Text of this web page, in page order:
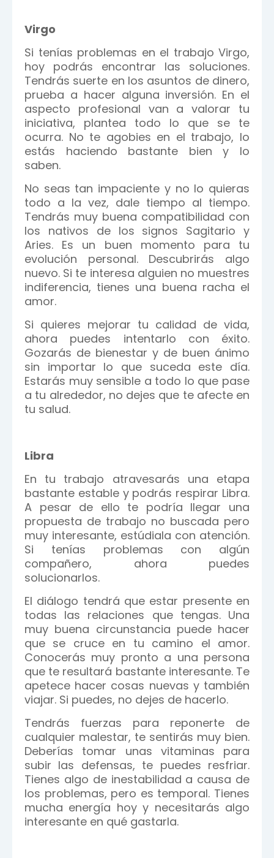
Virgo
Si tenías problemas en el trabajo Virgo,
hoy podrás encontrar las soluciones.
Tendrás suerte en los asuntos de dinero,
prueba a hacer alguna inversión. En el
aspecto profesional van a valorar tu
iniciativa, plantea todo lo que se te
ocurra. No te agobies en el trabajo, lo
estás haciendo bastante bien y lo
saben.
No seas tan impaciente y no lo quieras
todo a la vez, dale tiempo al tiempo.
Tendrás muy buena compatibilidad con
los nativos de los signos Sagitario y
Aries. Es un buen momento para tu
evolución personal. Descubrirás algo
nuevo. Si te interesa alguien no muestres
indiferencia, tienes una buena racha el
amor.
Si quieres mejorar tu calidad de vida,
ahora puedes intentarlo con éxito.
Gozarás de bienestar y de buen ánimo
sin importar lo que suceda este día.
Estarás muy sensible a todo lo que pase
a tu alrededor, no dejes que te afecte en
tu salud.
Libra
En tu trabajo atravesarás una etapa
bastante estable y podrás respirar Libra.
A pesar de ello te podría llegar una
propuesta de trabajo no buscada pero
muy interesante, estúdiala con atención.
Si tenías problemas con algún
compañero, ahora puedes
solucionarlos.
El diálogo tendrá que estar presente en
todas las relaciones que tengas. Una
muy buena circunstancia puede hacer
que se cruce en tu camino el amor.
Conocerás muy pronto a una persona
que te resultará bastante interesante. Te
apetece hacer cosas nuevas y también
viajar. Si puedes, no dejes de hacerlo.
Tendrás fuerzas para reponerte de
cualquier malestar, te sentirás muy bien.
Deberías tomar unas vitaminas para
subir las defensas, te puedes resfriar.
Tienes algo de inestabilidad a causa de
los problemas, pero es temporal. Tienes
mucha energía hoy y necesitarás algo
interesante en qué gastarla.